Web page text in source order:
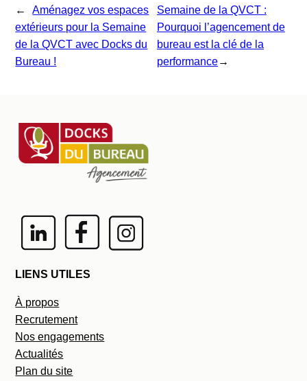
←
Aménagez vos espaces
extérieurs pour la Semaine
de la QVCT avec Docks du
Bureau !
Semaine de la QVCT :
Pourquoi l’agencement de
bureau est la clé de la
performance→
LIENS UTILES
À propos
Recrutement
Nos engagements
Actualités
Plan du site